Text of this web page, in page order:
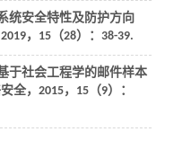
统安全特性及防护方向
2019， 15（28）：38-39.
于社会工程学的邮件样本
全， 2015， 15（9）：